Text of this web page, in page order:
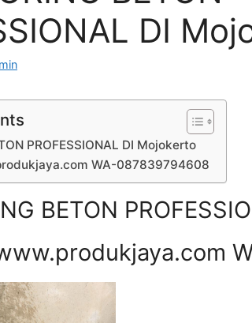
DI
PROFESSIONAL DI Mojokerto
WA-087839794608
BETON